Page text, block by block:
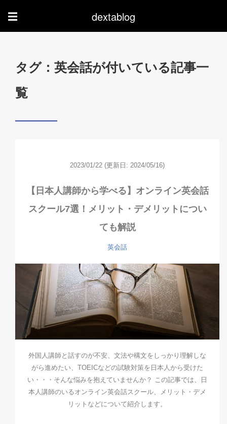
☰ dextablog
タグ：英会話が付いている記事一
覧
2023/01/22 (更新日: 2024/05/16)
【日本人講師から学べる】オンライン英会話
スクール7選！メリット・デメリットについ
ても解説
英会話
外国人講師と話すのが不安、文法や構文をしっかり理解しな
がら進めたい、TOEICなどの試験対策を日本人から受けた
い・・・そんな悩みを抱えていませんか？ この記事では、日
本人講師のいるオンライン英会話スクール、メリット・デメ
リットなどについて紹介します。